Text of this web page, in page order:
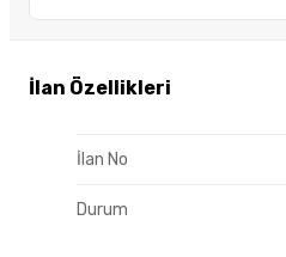
İlan Özellikleri
İlan No
Durum